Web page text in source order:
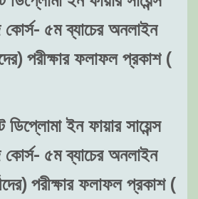
৫ম ব্যাচের অনলাইন
পরীক্ষার ফলাফল প্রকাশ (
ইন ফায়ার সায়েন্স
৫ম ব্যাচের অনলাইন
পরীক্ষার ফলাফল প্রকাশ (